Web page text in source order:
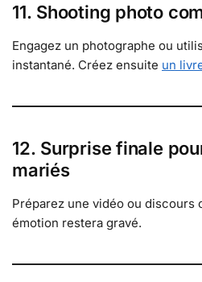
11. Shooting photo
Engagez un photographe ou
instantané. Créez ensuite un
12. Surprise finale
mariés
Préparez une vidéo ou discours
émotion restera gravé.